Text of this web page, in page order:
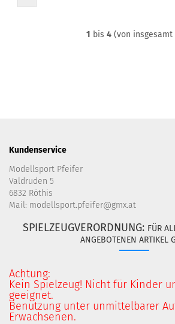
1 bis 4(von insgesamt
Kundenservice
Modellsport Pfeifer
Valdruden 5
6832 Röthis
Mail: modellsport.pfeifer@gmx.at
SPIELZEUGVERORDNUNG: FÜR
ANGEBOTENEN ARTIKEL
Achtung:
Kein Spielzeug! Nicht für Kinder
geeignet.
Benutzung unter unmittelbarer
Erwachsenen.